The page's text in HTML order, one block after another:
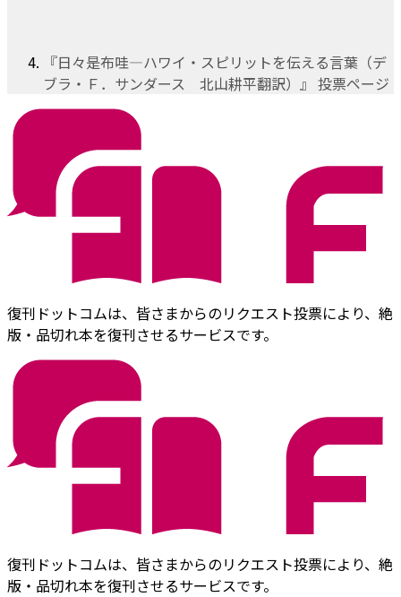
『日々是布哇―ハワイ・スピリットを伝える言葉（デ
ブラ・Ｆ．サンダース 北山耕平翻訳）』 投票ページ
復刊ドットコムは、皆さまからのリクエスト投票により、絶
版・品切れ本を復刊させるサービスです。
復刊ドットコムは、皆さまからのリクエスト投票により、絶
版・品切れ本を復刊させるサービスです。